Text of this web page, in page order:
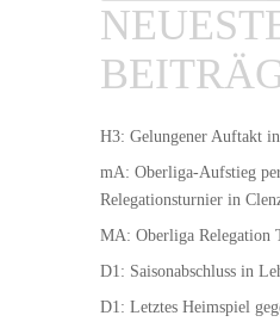
H3: Gelungener Auftakt in
mA: Oberliga-Aufstieg
Relegationsturnier in
MA: Oberliga Relegation
D1: Saisonabschluss in
D1: Letztes Heimspiel